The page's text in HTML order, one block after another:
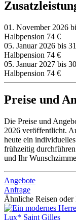
01. November 2026
Halbpension 74 €
05. Januar 2026 bis
Halbpension 74 €
05. Januar 2027 bis
Halbpension 74 €
Preise und
Die Preise und
2026 veröffentlicht.
heute ein
frühzeitig
und Ihr
Angebote
Anfrage
Ähnliche Reisen oder